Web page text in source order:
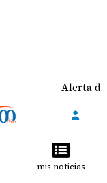
Alerta de
mis noticias